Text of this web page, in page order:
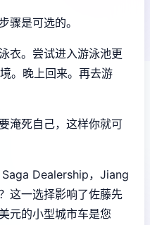
骤是可选的。
衣。尝试进入游泳池更
。晚上回来。再去游
淹死自己，这样你就可
Dealership，Jiang
这一选择影响了佐藤先
元的小型城市车是您